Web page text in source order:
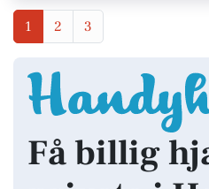
1 2 3
Få billig